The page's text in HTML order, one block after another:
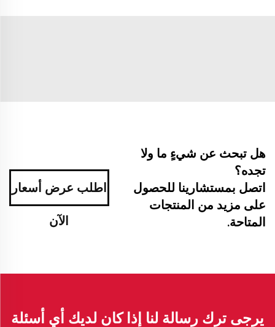
هل تبحث عن شيءٍ ما ولا
تجده؟
اتصل بمستشارينا للحصول
على مزيد من المنتجات
المتاحة.
اطلب عرض أسعار
الآن
يرجى ترك رسالة لنا إذا كان لديك أي أسئلة